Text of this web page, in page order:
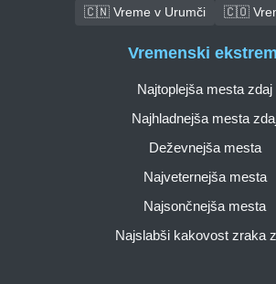
🇨🇳 Vreme v Urumči
🇨🇴
Vremenski
Najtoplejša mesta zdaj
Najhladnejša mesta
Deževnejša mesta
Najveternejša mesta
Najsončnejša mesta
Najslabši kakovost zraka